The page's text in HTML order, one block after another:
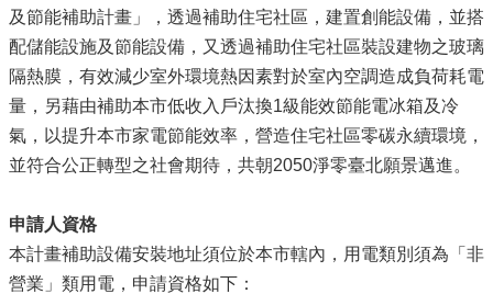
及節能補助計畫」，透過補助住宅社區，建置創能設備，並搭
配儲能設施及節能設備，又透過補助住宅社區裝設建物之玻璃
隔熱膜，有效減少室外環境熱因素對於室內空調造成負荷耗電
量，另藉由補助本市低收入戶汰換1級能效節能電冰箱及冷
氣，以提升本市家電節能效率，營造住宅社區零碳永續環境，
並符合公正轉型之社會期待，共朝2050淨零臺北願景邁進。
申請人資格
本計畫補助設備安裝地址須位於本市轄內，用電類別須為「非
營業」類用電，申請資格如下：